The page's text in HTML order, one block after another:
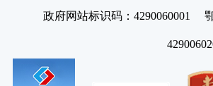
政府网站标识码：4290060001